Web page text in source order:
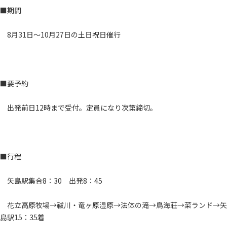
■期間
8月31日～10月27日の土日祝日催行
■要予約
出発前日12時まで受付。定員になり次第締切。
■行程
矢島駅集合8：30 出発8：45
花立高原牧場→祓川・竜ヶ原湿原→法体の滝→鳥海荘→菜ランド→矢
島駅15：35着